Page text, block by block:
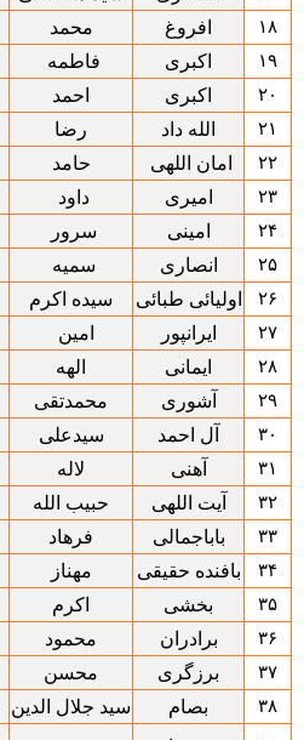
۱۸ افروغ محمد
۱۹ اکبری فاطمه
۲۰ اکبری احمد
۲۱ الله داد رضا
۲۲ امان اللهی حامد
۲۳ امیری داود
۲۴ امینی سرور
۲۵ انصاری سمیه
۲۶ اولیائی طبائی سیده اکرم
۲۷ ایرانپور امین
۲۸ ایمانی الهه
۲۹ آشوری محمدتقی
۳۰ آل احمد سیدعلی
۳۱ آهنی لاله
۳۲ آیت اللهی حبیب الله
۳۳ باباجمالی فرهاد
۳۴ بافنده حقیقی مهناز
۳۵ بخشی اکرم
۳۶ برادران محمود
۳۷ برزگری محسن
۳۸ بصام سید جلال الدین